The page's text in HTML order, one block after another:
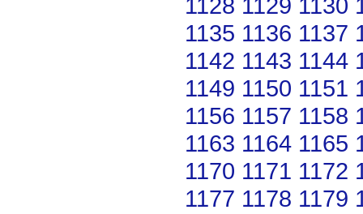
1135 1136 1137
1142 1143 1144
1149 1150 1151
1156 1157 1158
1163 1164 1165
1170 1171 1172
1177 1178 1179